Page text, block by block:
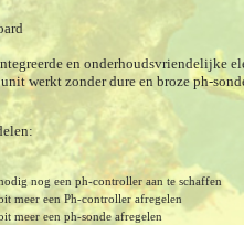
en onderhoudsvriendelijke
werkt zonder dure en broze ph-
nog een ph-controller aan te schaffen
meer een Ph-controller afregelen
meer een ph-sonde afregelen